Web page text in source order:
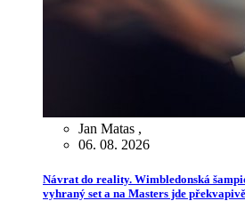
Jan Matas ,
06. 08. 2026
Návrat do reality. Wimbledonská
vyhraný set a na Masters jde